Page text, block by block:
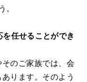
。
任せることができ
のご家族では、会
ります。そのよう